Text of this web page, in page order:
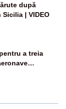
după
| VIDEO
a treia
ridicate de la